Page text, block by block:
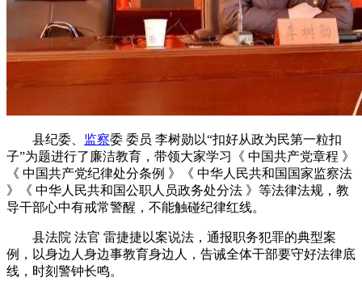
县纪委、 监察委 委员 李树勋以“扣好从政为民第一粒扣
子”为题进行了廉洁教育，带领大家学习《 中国共产党章程 》
《 中国共产党纪律处分条例 》《 中华人民共和国国家监察法
》《 中华人民共和国公职人员政务处分法 》等法律法规，教
导干部心中有戒常警醒，不能触碰纪律红线。
县法院 法官 雷捷捷以案说法，通报职务犯罪的典型案
例，以身边人身边事教育身边人，告诫全体干部要守好法律底
线，时刻警钟长鸣。